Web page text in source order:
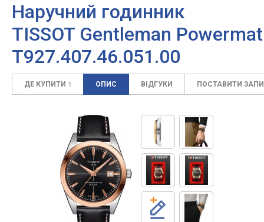
Наручний годинник
TISSOT Gentleman
T927.407.46.051.00
ДЕ КУПИТИ 1 ОПИС ВІДГУКИ ПОСТАВИТИ